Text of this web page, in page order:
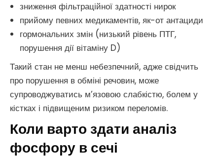
зниження фільтраційної здатності нирок
прийому певних медикаментів, як-от антациди
гормональних змін (низький рівень ПТГ,
порушення дії вітаміну D)
Такий стан не менш небезпечний, адже свідчить
про порушення в обміні речовин, може
супроводжуватись м’язовою слабкістю, болем у
кістках і підвищеним ризиком переломів.
Коли варто здати аналіз
фосфору в сечі